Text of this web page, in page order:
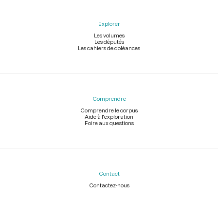
Explorer
Les volumes
Les députés
Les cahiers de doléances
Comprendre
Comprendre le corpus
Aide à l'exploration
Foire aux questions
Contact
Contactez-nous